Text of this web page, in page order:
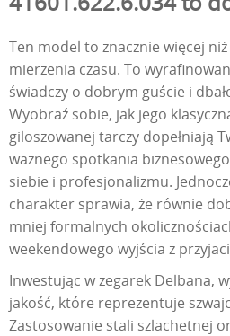
Ten model to znacznie więcej
mierzenia czasu. To
świadczy o dobrym guście i
Wyobraź sobie, jak jego
giloszowanej tarczy dopełniają
ważnego spotkania
siebie i profesjonalizmu.
charakter sprawia, że równie
mniej formalnych
weekendowego wyjścia z
Inwestując w zegarek Delbana,
jakość, które reprezentuje
Zastosowanie stali szlachetnej